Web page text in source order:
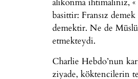
basittir: Fransız
demektir. Ne de
etmekteydi.
Charlie Hebdo’nun
ziyade, köktencilerin